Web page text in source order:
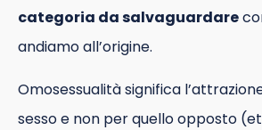
categoria da salvaguardare
andiamo all’origine.
Omosessualità significa
sesso e non per quello opposto